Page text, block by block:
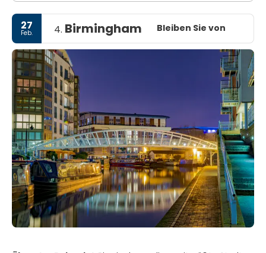
27
Feb. 4. Birmingham Bleiben Sie von